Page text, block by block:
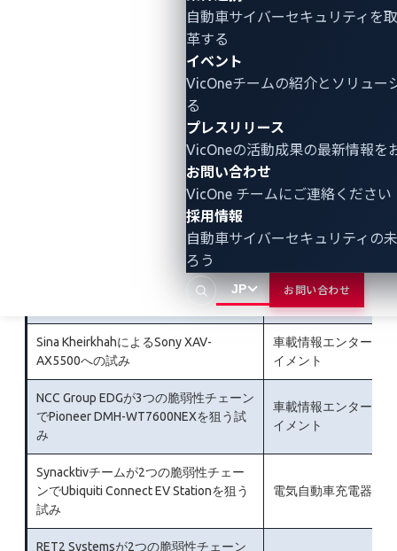
自動車サイバーセキュリティ を
革する
イベント
VicOneチームの紹介とソリュー
る
プレスリリース
VicOneの活動成果の最新情報を
お問い合わせ
VicOne チームにご連絡ください
採用情報
自動車サイバーセキュリティの
ろう
JP お問い合わせ
CromulenceのRob Blakelyによる
Automotive Grade Linuxへの試み
PCAutomotiveによるAlpine Halo9 iLX-
イメント
Tobias ScharnowskiおよびFelix
Buchmann of fuzzware.ioによる Sony
イメント
Synacktivチームが3つの脆弱性チェー
ンでTeslaモデムを狙う試み
テスラ
Katsuhiko SatoによるAlpine Halo9 iLX-
車載情報エンターテ
イメント
Sina KheirkhahによるSony XAV-
AX5500への試み
車載情報エンターテ
イメント
NCC Group EDGが3つの脆弱性チェーン
でPioneer DMH-WT7600NEXを狙う試
み
車載情報エンターテ
イメント
Synacktivチームが2つの脆弱性チェー
ンでUbiquiti Connect EV Stationを狙う
試み
電気自動車充電器
RET2 Systemsが2つの脆弱性チェーン